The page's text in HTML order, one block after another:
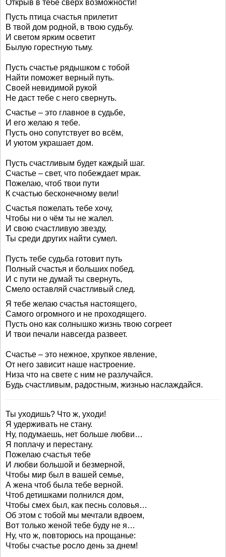
Открыв в тебе сверх возможности!
Пусть птица счастья прилетит
В твой дом родной, в твою судьбу.
И светом ярким осветит
Былую горестную тьму.
Пусть счастье рядышком с тобой
Найти поможет верный путь.
Своей невидимой рукой
Не даст тебе с него свернуть.
Счастье – это главное в судьбе,
И его желаю я тебе.
Пусть оно сопутствует во всём,
И уютом украшает дом.
Пусть счастливым будет каждый шаг.
Счастье – свет, что побеждает мрак.
Пожелаю, чтоб твои пути
К счастью бесконечному вели!
Счастья пожелать тебе хочу,
Чтобы ни о чём ты не жалел.
И свою счастливую звезду,
Ты среди других найти сумел.
Пусть тебе судьба готовит путь
Полный счастья и больших побед.
И с пути не думай ты свернуть,
Смело оставляй счастливый след.
Я тебе желаю счастья настоящего,
Самого огромного и не проходящего.
Пусть оно как солнышко жизнь твою согреет
И твои печали навсегда развеет.
Счастье – это нежное, хрупкое явление,
От него зависит наше настроение.
Низа что на свете с ним не разлучайся.
Будь счастливым, радостным, жизнью наслаждайся.
Ты уходишь? Что ж, уходи!
Я удерживать не стану.
Ну, подумаешь, нет больше любви…
Я поплачу и перестану.
Пожелаю счастья тебе
И любви большой и безмерной,
Чтобы мир был в вашей семье,
А жена чтоб была тебе верной.
Чтоб детишками полнился дом,
Чтобы смех был, как песнь соловья…
Об этом с тобой мы мечтали вдвоем,
Вот только женой тебе буду не я…
Ну, что ж, повторюсь на прощанье:
Чтобы счастье росло день за днем!